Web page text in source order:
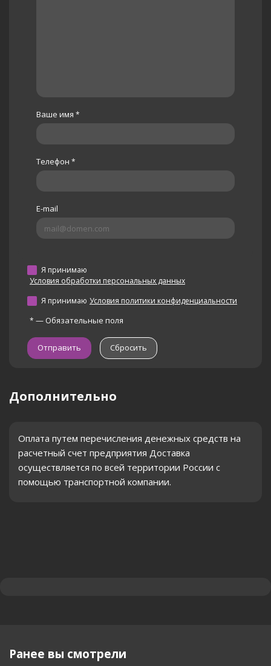
Ваше имя *
Телефон *
E-mail
Я принимаю
Условия обработки персональных данных
Я принимаю Условия политики конфиденциальности
* — Обязательные поля
Сбросить
Дополнительно
Оплата путем перечисления денежных средств на
расчетный счет предприятия Доставка
осуществляется по всей территории России с
помощью транспортной компании.
Ранее вы смотрели